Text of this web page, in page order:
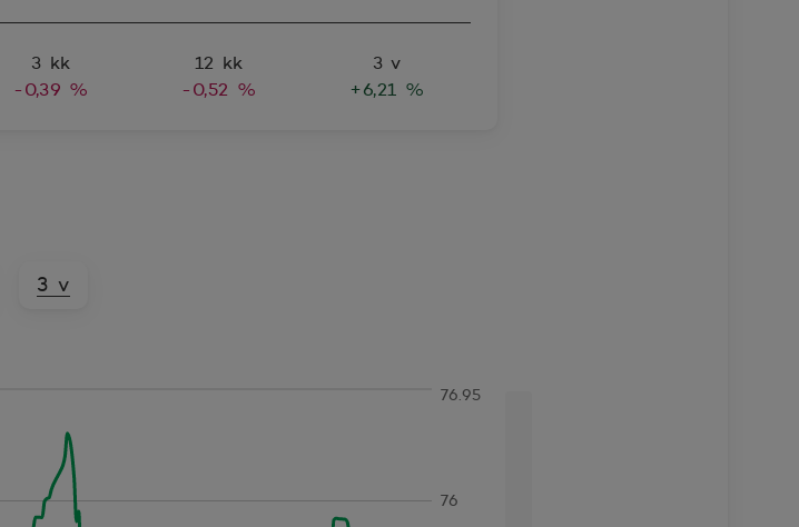
3 kk
-0,39 %
12 kk
-0,52 %
3 v
+6,21 %
3 v
76
76.95